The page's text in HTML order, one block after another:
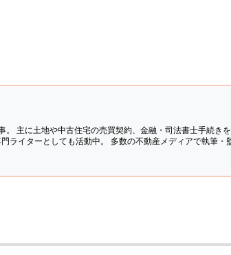
主に土地や中古住宅の売買契約、金融・司法書士手続きを
イターとしても活動中。 多数の不動産メディアで執筆・